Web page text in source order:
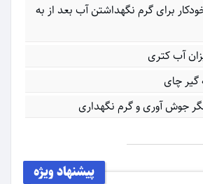
برای گرم نگهداشتن آب بعد از به
آب کتری
گیر چای
جوش آوری و گرم نگهداری
پیشنهاد ویژه